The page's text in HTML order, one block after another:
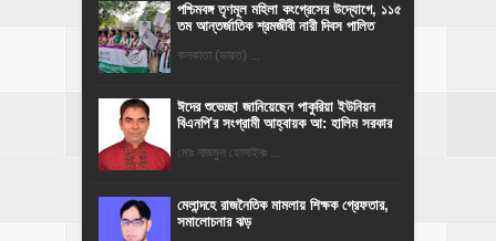
পশ্চিমবঙ্গ তৃণমূল মহিলা কংগ্রেসের উদ্যোগে, ১১৫
তম আন্তর্জাতিক শ্রমজীবী নারী দিবস পালিত
কলকাতা (ভারত) ...
ঈদের শুভেচ্ছা জানিয়েছেন পাকুরিয়া ইউনিয়ন
বিএনপি'র সংগ্রামী আহ্বায়ক আ: হালিম সরকার
মোঃ নাজমুল হোসাইনঃ ...
মেলান্দহে রাজনৈতিক মামলায় শিক্ষক গ্রেফতার,
সমালোচনার ঝড়